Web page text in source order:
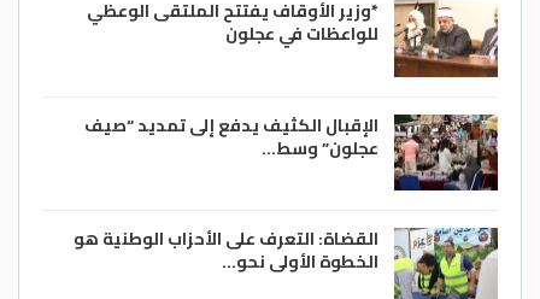
*وزير الأوقاف يفتتح الملتقى الوعظي
للواعظات في عجلون
الإقبال الكثيف يدفع إلى تمديد “صيف
عجلون” وسط…
القضاة: التعرف على الأحزاب الوطنية هو
الخطوة الأولى نحو…